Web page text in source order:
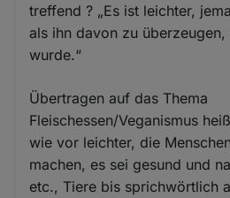
treffend ? „Es ist leichter,
als ihn davon zu
wurde.“
Übertragen auf das Thema
Fleischessen/Veganismus
wie vor leichter, die
machen, es sei gesund und
etc., Tiere bis sprichwörtlich